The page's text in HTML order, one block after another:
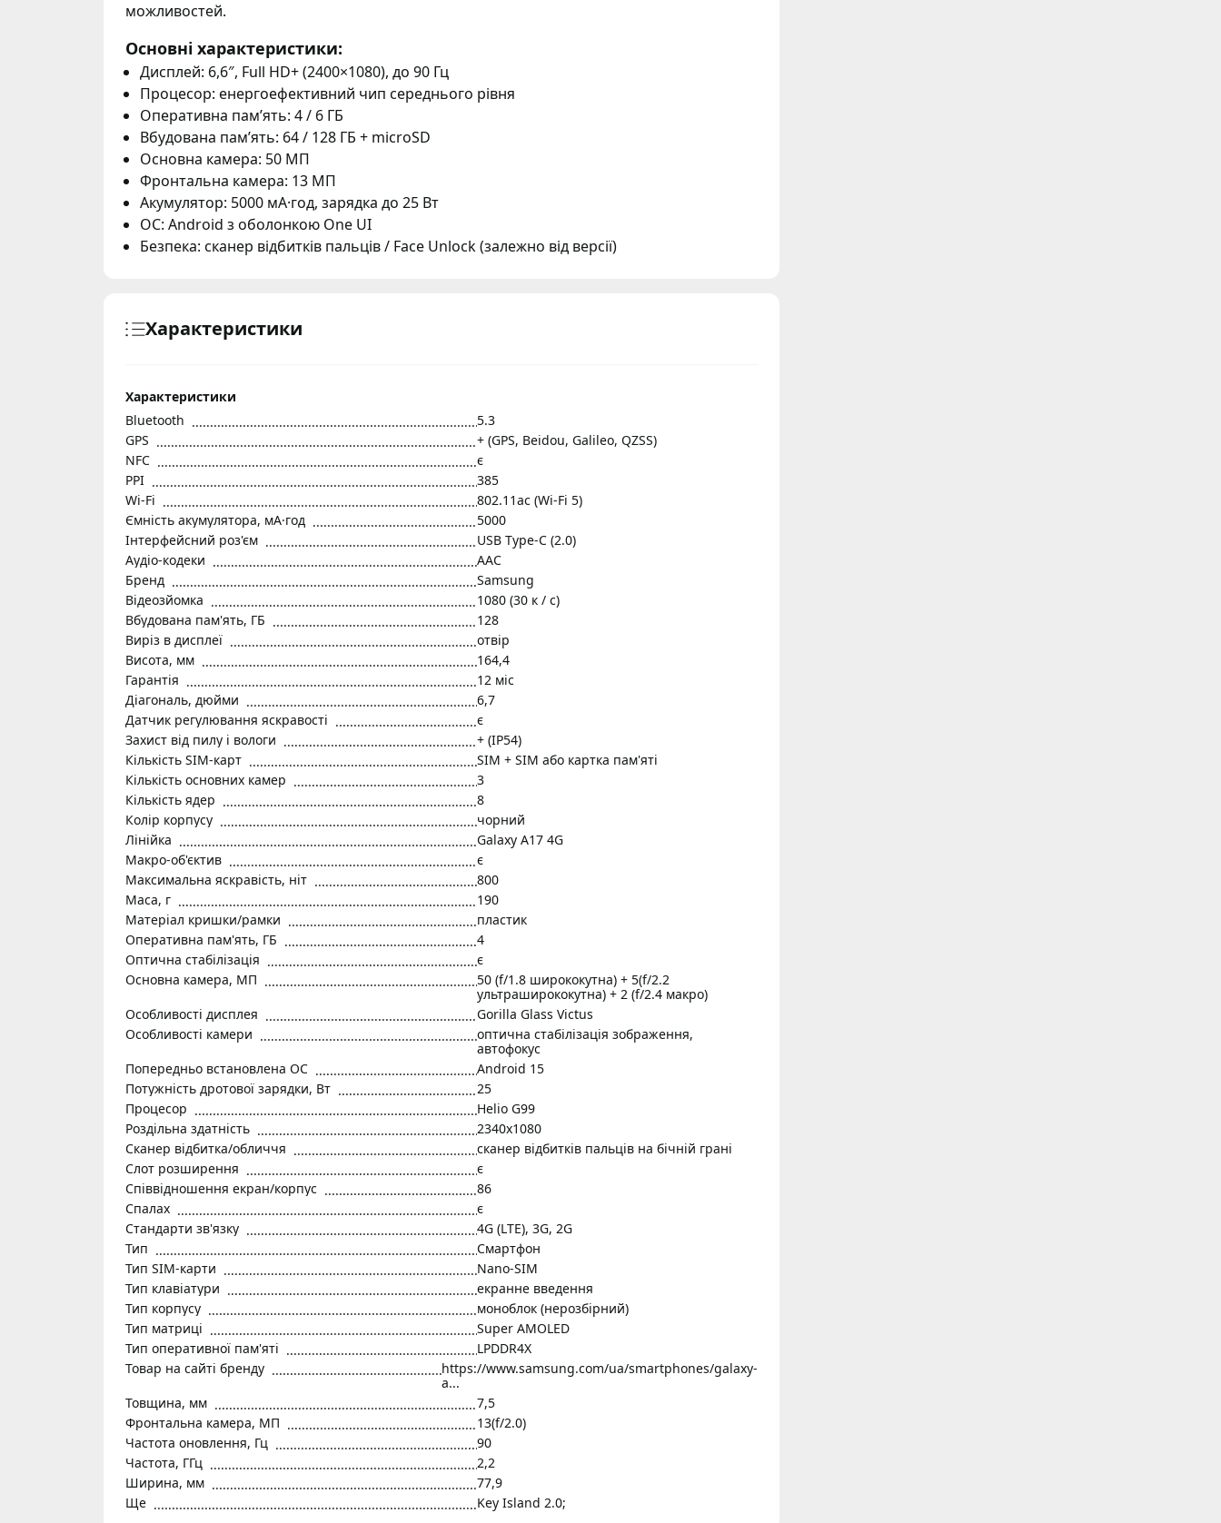
можливостей.
Основні характеристики:
Дисплей: 6,6″, Full HD+ (2400×1080), до 90 Гц
Процесор: енергоефективний чип середнього рівня
Оперативна пам’ять: 4 / 6 ГБ
Вбудована пам’ять: 64 / 128 ГБ + microSD
Основна камера: 50 МП
Фронтальна камера: 13 МП
Акумулятор: 5000 мА·год, зарядка до 25 Вт
ОС: Android з оболонкою One UI
Безпека: сканер відбитків пальців / Face Unlock (залежно від версії)
Характеристики
Характеристики
Bluetooth
5.3
GPS
+ (GPS, Beidou, Galileo, QZSS)
NFC
є
PPI
385
Wi-Fi
802.11ac (Wi-Fi 5)
Ємність акумулятора, мА·год
5000
Інтерфейсний роз'єм
USB Type-C (2.0)
Аудіо-кодеки
AAC
Бренд
Samsung
Відеозйомка
1080 (30 к / с)
Вбудована пам'ять, ГБ
128
Виріз в дисплеї
отвір
Висота, мм
164,4
Гарантія
12 міс
Діагональ, дюйми
6,7
Датчик регулювання яскравості
є
Захист від пилу і вологи
+ (IP54)
Кількість SIM-карт
SIM + SIM або картка пам'яті
Кількість основних камер
3
Кількість ядер
8
Колір корпусу
чорний
Лінійка
Galaxy A17 4G
Макро-об'єктив
є
Максимальна яскравість, ніт
800
Маса, г
190
Матеріал кришки/рамки
пластик
Оперативна пам'ять, ГБ
4
Оптична стабілізація
є
Основна камера, МП
50 (f/1.8 ширококутна) + 5(f/2.2
ультраширококутна) + 2 (f/2.4 макро)
Особливості дисплея
Gorilla Glass Victus
Особливості камери
оптична стабілізація зображення,
автофокус
Попередньо встановлена ОС
Android 15
Потужність дротової зарядки, Вт
25
Процесор
Helio G99
Роздільна здатність
2340x1080
Сканер відбитка/обличчя
сканер відбитків пальців на бічній грані
Слот розширення
є
Співвідношення екран/корпус
86
Спалах
є
Стандарти зв'язку
4G (LTE), 3G, 2G
Тип
Смартфон
Тип SIM-карти
Nano-SIM
Тип клавіатури
екранне введення
Тип корпусу
моноблок (нерозбірний)
Тип матриці
Super AMOLED
Тип оперативної пам'яті
LPDDR4X
Товар на сайті бренду
https://www.samsung.com/ua/smartphones/galaxy-
a...
Товщина, мм
7,5
Фронтальна камера, МП
13(f/2.0)
Частота оновлення, Гц
90
Частота, ГГц
2,2
Ширина, мм
77,9
Ще
Key Island 2.0;